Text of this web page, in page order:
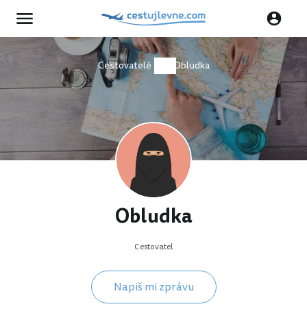
Cestovatelé Obludka
Obludka
Cestovatel
Napiš mi zprávu